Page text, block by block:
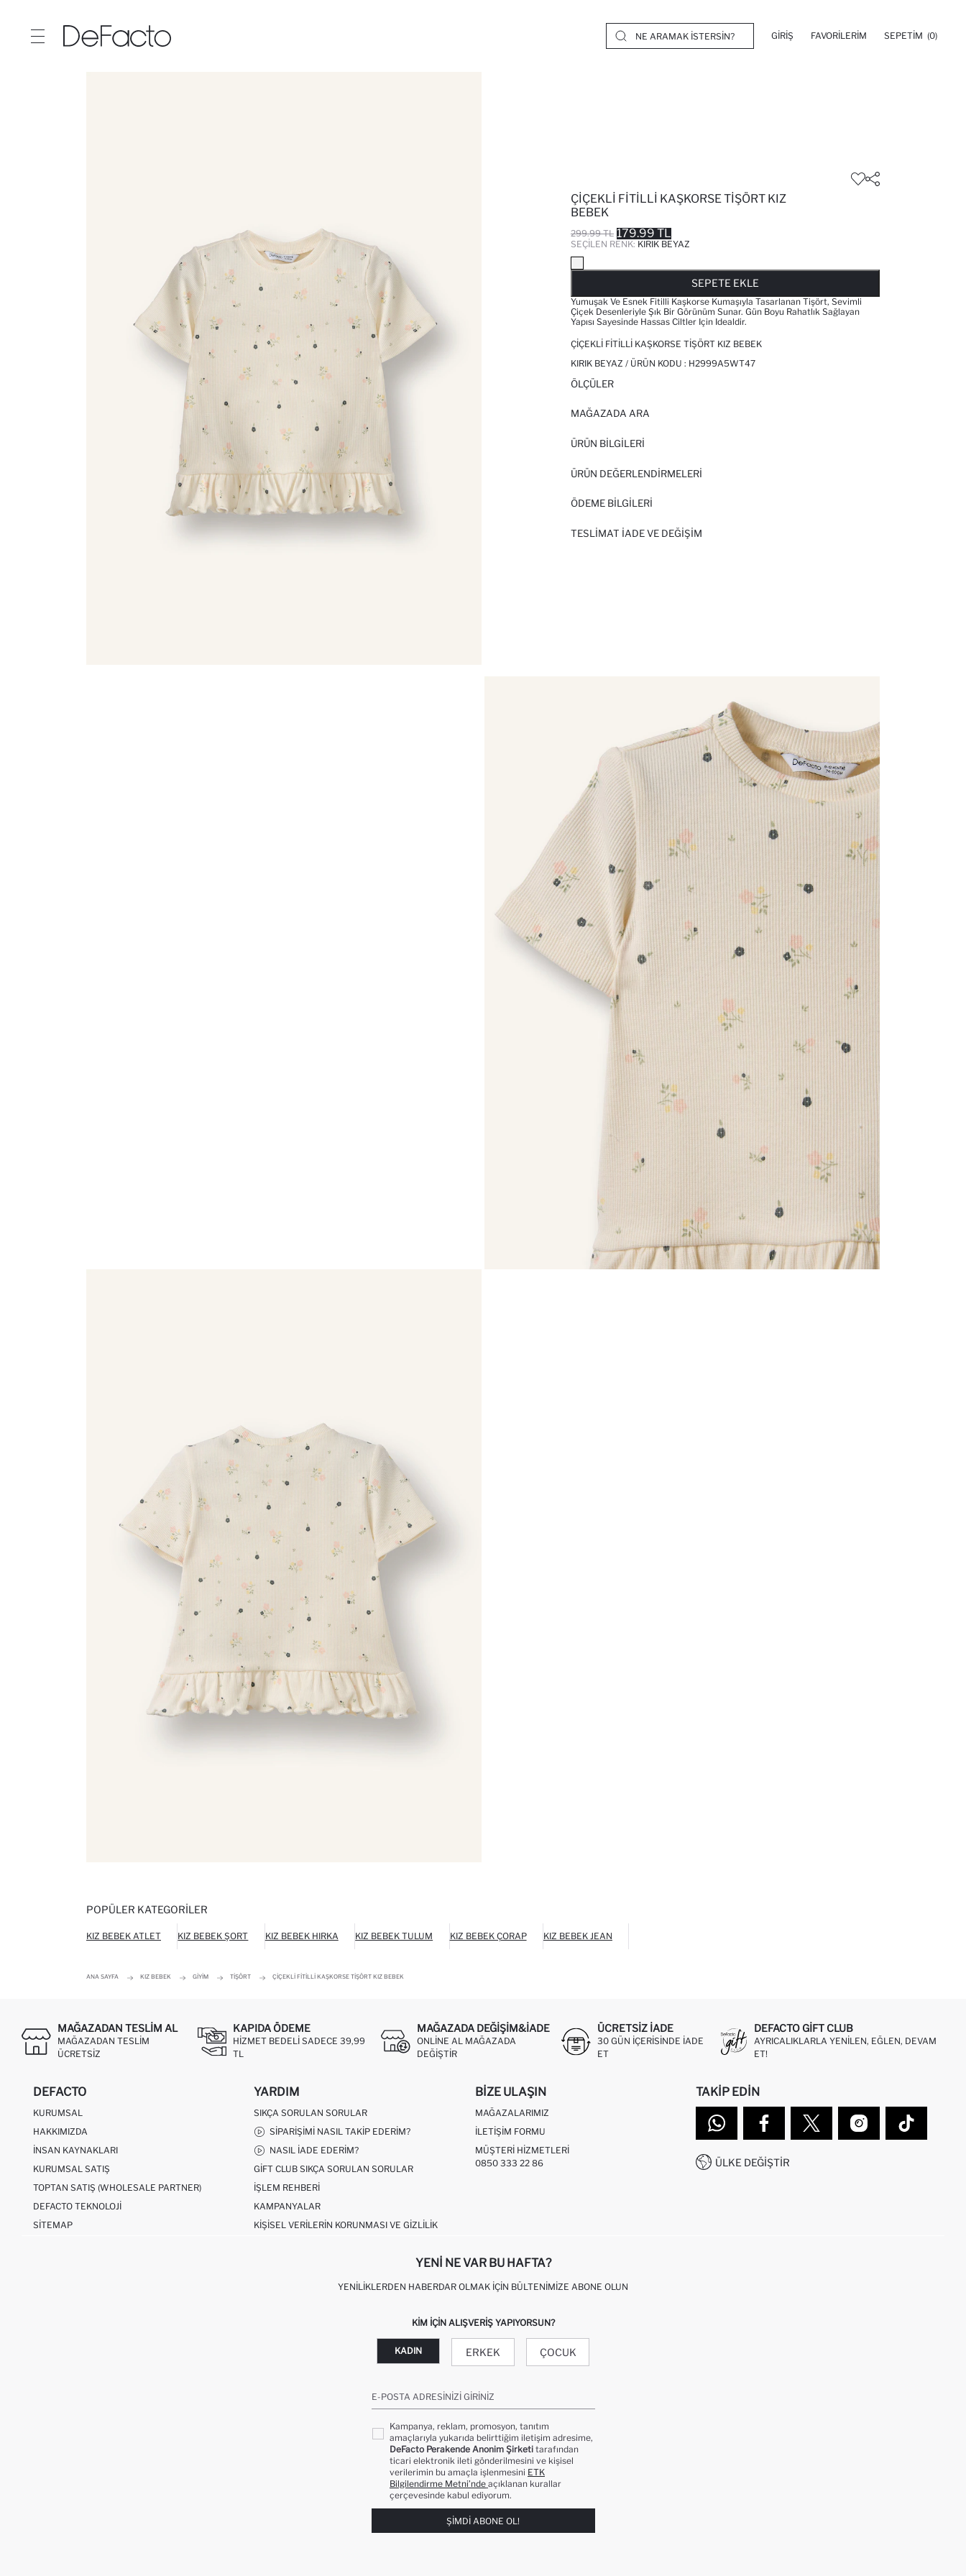
GIRIŞ FAVORILERIM SEPETIM (0)
ÇIÇEKLI FITILLI KAŞKORSE TIŞÖRT KIZ
BEBEK
299.99 TL 179.99 TL
SEÇILEN RENK: KIRIK BEYAZ
SEPETE EKLE
Yumuşak Ve Esnek Fitilli Kaşkorse Kumaşıyla Tasarlanan Tişört, Sevimli
Çiçek Desenleriyle Şık Bir Görünüm Sunar. Gün Boyu Rahatlık Sağlayan
Yapısı Sayesinde Hassas Ciltler Için Idealdir.
ÇIÇEKLI FITILLI KAŞKORSE TIŞÖRT KIZ BEBEK
KIRIK BEYAZ / ÜRÜN KODU : H2999A5WT47
ÖLÇÜLER
MAĞAZADA ARA
ÜRÜN BILGILERI
ÜRÜN DEĞERLENDİRMELERİ
ÖDEME BİLGİLERİ
TESLIMAT İADE VE DEĞIŞIM
POPÜLER KATEGORILER
KIZ BEBEK ATLET KIZ BEBEK ŞORT KIZ BEBEK HIRKA KIZ BEBEK TULUM KIZ BEBEK ÇORAP KIZ BEBEK JEAN
ANA SAYFA KIZ BEBEK GIYIM TIŞÖRT ÇIÇEKLI FITILLI KAŞKORSE TIŞÖRT KIZ BEBEK
MAĞAZADAN TESLIM AL
MAĞAZADAN TESLIM
ÜCRETSIZ
KAPIDA ÖDEME
HIZMET BEDELI SADECE 39,99
TL
MAĞAZADA DEĞIŞIM&İADE
ONLINE AL MAĞAZADA
DEĞIŞTIR
ÜCRETSIZ IADE
30 GÜN IÇERISINDE IADE
ET
DEFACTO GIFT CLUB
AYRICALIKLARLA YENILEN, EĞLEN, DEVAM
ET!
DEFACTO
KURUMSAL
HAKKIMIZDA
İNSAN KAYNAKLARI
KURUMSAL SATIŞ
TOPTAN SATIŞ (WHOLESALE PARTNER)
DEFACTO TEKNOLOJI
SITEMAP
YARDIM
SIKÇA SORULAN SORULAR
SIPARIŞIMI NASIL TAKIP EDERIM?
NASIL İADE EDERIM?
GIFT CLUB SIKÇA SORULAN SORULAR
İŞLEM REHBERI
KAMPANYALAR
KIŞISEL VERILERIN KORUNMASI VE GIZLILIK
BIZE ULAŞIN
MAĞAZALARIMIZ
İLETIŞIM FORMU
MÜŞTERI HIZMETLERI
0850 333 22 86
TAKIP EDIN
ÜLKE DEĞIŞTIR
YENI NE VAR BU HAFTA?
YENILIKLERDEN HABERDAR OLMAK İÇIN BÜLTENIMIZE ABONE OLUN
KIM IÇIN ALIŞVERIŞ YAPIYORSUN?
KADIN ERKEK ÇOCUK
E-POSTA ADRESINIZI GIRINIZ
Kampanya, reklam, promosyon, tanıtım
amaçlarıyla yukarıda belirttiğim iletişim adresime,
DeFacto Perakende Anonim Şirketi tarafından
ticari elektronik ileti gönderilmesini ve kişisel
verilerimin bu amaçla işlenmesini ETK
Bilgilendirme Metni’nde açıklanan kurallar
çerçevesinde kabul ediyorum.
ŞIMDI ABONE OL!